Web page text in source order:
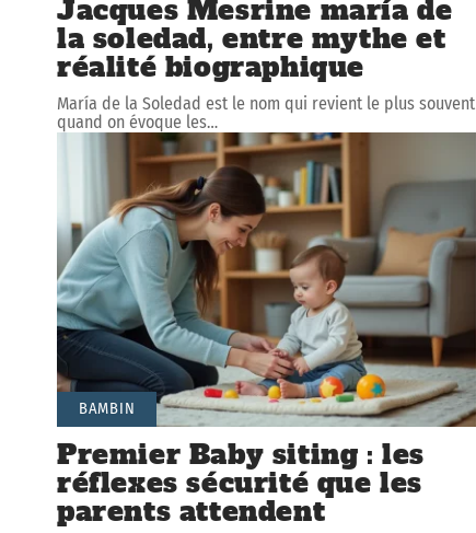
Jacques Mesrine maría de
la soledad, entre mythe et
réalité biographique
María de la Soledad est le nom qui revient le plus souvent
quand on évoque les…
BAMBIN
Premier Baby siting : les
réflexes sécurité que les
parents attendent